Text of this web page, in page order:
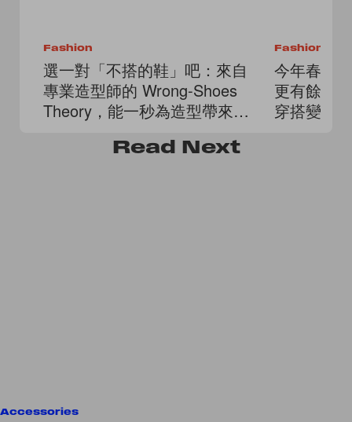
Fashion
選一對「不搭的鞋」吧：來自
專業造型師的 Wrong-Shoes
Theory，能一秒為造型帶來無
Fashion
今年春夏
更有餘裕
穿搭變更
Read Next
Accessories